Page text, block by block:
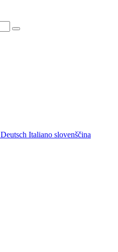
Deutsch Italiano slovenščina